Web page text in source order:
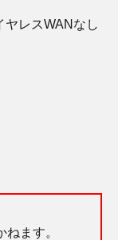
ヤレスWANなし
ます。